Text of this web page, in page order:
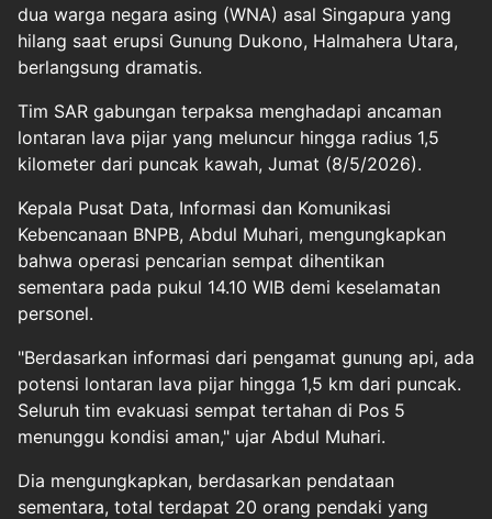
dua warga negara asing (WNA) asal Singapura yang
hilang saat erupsi Gunung Dukono, Halmahera Utara,
berlangsung dramatis.
Tim SAR gabungan terpaksa menghadapi ancaman
lontaran lava pijar yang meluncur hingga radius 1,5
kilometer dari puncak kawah, Jumat (8/5/2026).
Kepala Pusat Data, Informasi dan Komunikasi
Kebencanaan BNPB, Abdul Muhari, mengungkapkan
bahwa operasi pencarian sempat dihentikan
sementara pada pukul 14.10 WIB demi keselamatan
personel.
"Berdasarkan informasi dari pengamat gunung api, ada
potensi lontaran lava pijar hingga 1,5 km dari puncak.
Seluruh tim evakuasi sempat tertahan di Pos 5
menunggu kondisi aman," ujar Abdul Muhari.
Dia mengungkapkan, berdasarkan pendataan
sementara, total terdapat 20 orang pendaki yang